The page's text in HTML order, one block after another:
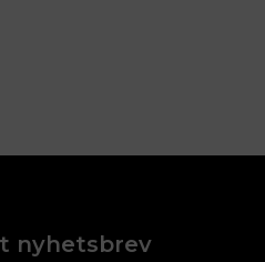
nyhetsbrev